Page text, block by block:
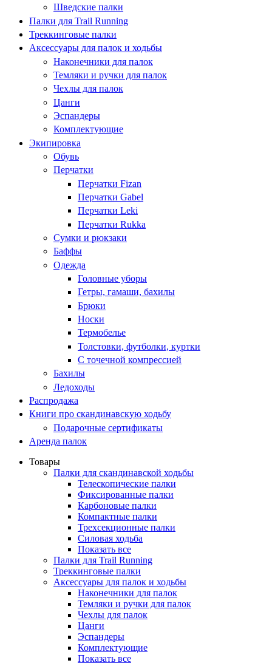
Шведские палки
Палки для Trail Running
Треккинговые палки
Аксессуары для палок и ходьбы
Наконечники для палок
Темляки и ручки для палок
Чехлы для палок
Цанги
Эспандеры
Комплектующие
Экипировка
Обувь
Перчатки
Перчатки Fizan
Перчатки Gabel
Перчатки Leki
Перчатки Rukka
Сумки и рюкзаки
Баффы
Одежда
Головные уборы
Гетры, гамаши, бахилы
Брюки
Носки
Термобелье
Толстовки, футболки, куртки
С точечной компрессией
Бахилы
Ледоходы
Распродажа
Книги про скандинавскую ходьбу
Подарочные сертификаты
Аренда палок
Товары
Палки для скандинавской ходьбы
Телескопические палки
Фиксированные палки
Карбоновые палки
Компактные палки
Трехсекционные палки
Силовая ходьба
Показать все
Палки для Trail Running
Треккинговые палки
Аксессуары для палок и ходьбы
Наконечники для палок
Темляки и ручки для палок
Чехлы для палок
Цанги
Эспандеры
Комплектующие
Показать все